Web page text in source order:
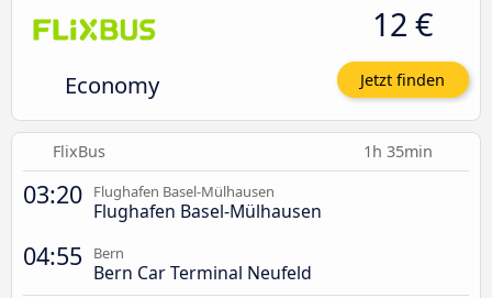
Economy
12 €
Jetzt finden
FlixBus 1h 35min
03:20 Flughafen Basel-Mülhausen
Flughafen Basel-Mülhausen
04:55 Bern
Bern Car Terminal Neufeld